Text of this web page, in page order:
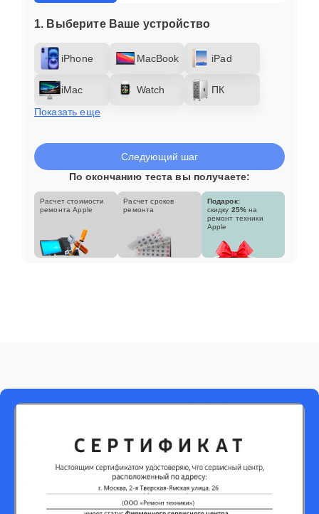
1. Выберите Ваше устройство
iPhone MacBook iPad
iMac Watch
ПК
Показать еще
Следующий шаг
По окончанию теста вы получаете:
Расчет стоимости
ремонта Apple
Расчет сроков
ремонта
Подарок:
скидку 25% на
ремонт техники
Apple